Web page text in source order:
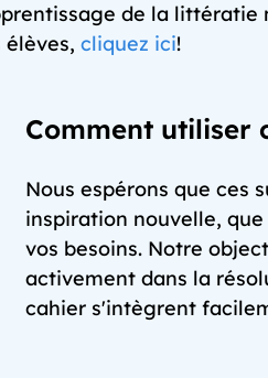
de la littératie
élèves,cliquez ici!
Comment utiliser
Nous espérons que ces
inspiration nouvelle,
vos besoins. Notre
activement dans la
cahier s'intègrent